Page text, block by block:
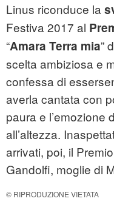
Linus riconduce la
Festiva 2017 al
“Amara Terra mia”
scelta ambiziosa e
confessa di
averla cantata con
paura e l’emozione
all’altezza.
arrivati, poi, il
Gandolfi, moglie di
© RIPRODUZIONE VIETATA